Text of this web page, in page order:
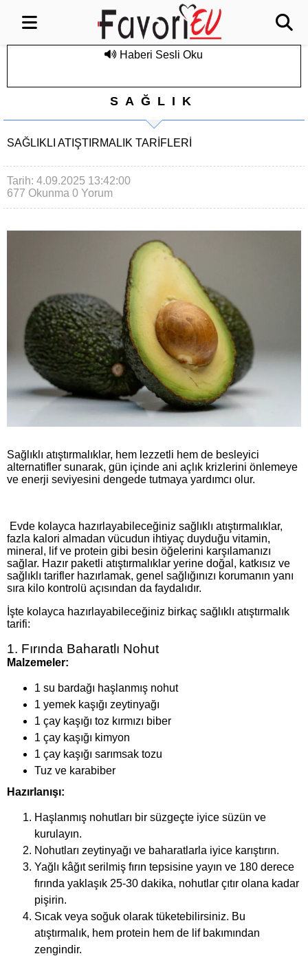
Haberi Sesli Oku
SAĞLIK
SAĞLIKLI ATIŞTIRMALIK TARIFLERI
Tarih: 4.09.2025 13:42:00
677 Okunma 0 Yorum
Sağlıklı atıştırmalıklar, hem lezzetli hem de besleyici
alternatifler sunarak, gün içinde ani açlık krizlerini önlemeye
ve enerji seviyesini dengede tutmaya yardımcı olur.
Evde kolayca hazırlayabileceğiniz sağlıklı atıştırmalıklar,
fazla kalori almadan vücudun ihtiyaç duyduğu vitamin,
mineral, lif ve protein gibi besin öğelerini karşılamanızı
sağlar. Hazır paketli atıştırmalıklar yerine doğal, katkısız ve
sağlıklı tarifler hazırlamak, genel sağlığınızı korumanın yanı
sıra kilo kontrolü açısından da faydalıdır.
İşte kolayca hazırlayabileceğiniz birkaç sağlıklı atıştırmalık
tarifi:
1. Fırında Baharatlı Nohut
Malzemeler:
1 su bardağı haşlanmış nohut
1 yemek kaşığı zeytinyağı
1 çay kaşığı toz kırmızı biber
1 çay kaşığı kimyon
1 çay kaşığı sarımsak tozu
Tuz ve karabiber
Hazırlanışı:
Haşlanmış nohutları bir süzgeçte iyice süzün ve
kurulayın.
Nohutları zeytinyağı ve baharatlarla iyice karıştırın.
Yağlı kâğıt serilmiş fırın tepsisine yayın ve 180 derece
fırında yaklaşık 25-30 dakika, nohutlar çıtır olana kadar
pişirin.
Sıcak veya soğuk olarak tüketebilirsiniz. Bu
atıştırmalık, hem protein hem de lif bakımından
zengindir.